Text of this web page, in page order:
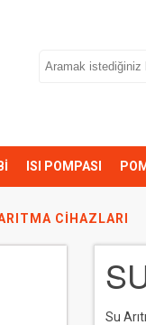
ISI POMPASI
CİHAZLARI
Su